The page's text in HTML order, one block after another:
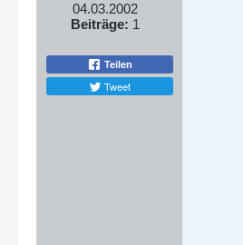
04.03.2002
Beiträge: 1
Teilen
Tweet